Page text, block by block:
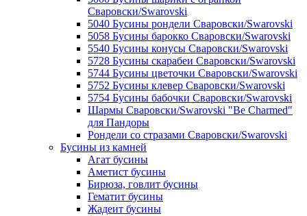
Сваровски/Swarovski
5040 Бусины рондели Сваровски/Swarovski
5058 Бусины барокко Сваровски/Swarovski
5540 Бусины конусы Сваровски/Swarovski
5728 Бусины скарабеи Сваровски/Swarovski
5744 Бусины цветочки Сваровски/Swarovski
5752 Бусины клевер Сваровски/Swarovski
5754 Бусины бабочки Сваровски/Swarovski
Шармы Сваровски/Swarovski "Be Charmed"
для Пандоры
Рондели со стразами Сваровски/Swarovski
Бусины из камней
Агат бусины
Аметист бусины
Бирюза, говлит бусины
Гематит бусины
Жадеит бусины